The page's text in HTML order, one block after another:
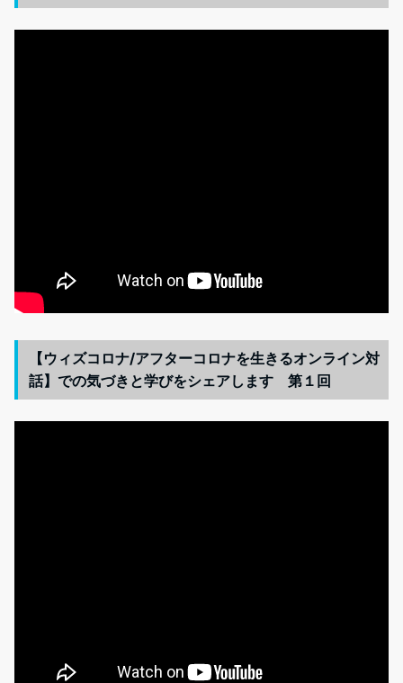
【ウィズコロナ/アフターコロナを生きるオンライン対
話】での気づきと学びをシェアします 第１回